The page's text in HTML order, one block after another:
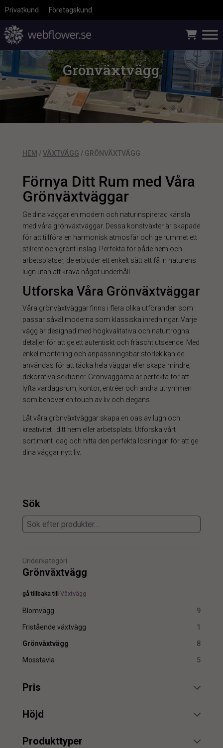
Privatkund Företagskund
Grönväxtvägg
HEM /VÄXTVÄGG / GRÖNVÄXTVÄGG
Förnya Ditt Rum med Våra
Grönväxtväggar
Ge dina väggar en modern och naturinspirerad känsla
med våra grönväxtväggar. Dessa konstväxter är skapade
för att tillföra en harmonisk atmosfär och ge rummet ett
stilrent och grönt inslag. Perfekta för både hem och
arbetsplatser, de erbjuder ett enkelt sätt att få in naturens
lugn utan att kräva något underhåll.
Utforska Våra Grönväxtväggar
Våra grönväxtväggar finns i flera olika utföranden som
passar såväl moderna som klassiska inredningar. Varje
vägg är designad med högkvalitativa och naturtrogna
detaljer för att ge ett autentiskt och fräscht utseende. Med
enkel montering och anpassningsbar storlek kan de
användas för att täcka hela väggar eller skapa mindre,
dekorativa sektioner. Grönväggarna är perfekta för att
lyfta vardagsrum, kontor, entréer och andra utrymmen
som behöver en touch av liv och elegans.
Låt våra grönväxtväggar skapa en oas av lugn och
kreativitet i ditt hem eller arbetsplats. Utforska vårt
sortiment idag och hitta den perfekta lösningen för att ge
dina väggar nytt liv.
Sök
Underkategori
Grönväxtvägg
gå tillbaka till Växtvägg
Blomvägg 9
Fristående växtvägg 1
Grönväxtvägg 8
Mosstavla 5
Pris
min.
Höjd
min.
Produkttyper